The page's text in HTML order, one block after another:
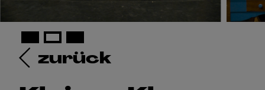
zurück